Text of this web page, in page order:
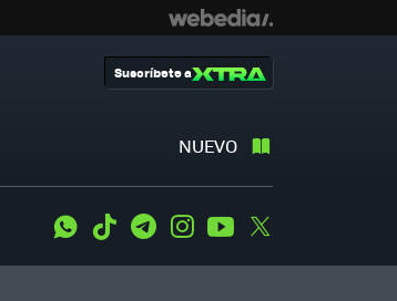
NUEVO
Suscríbete a
WhatsApp
Tiktok TelegramInstagramYoutube